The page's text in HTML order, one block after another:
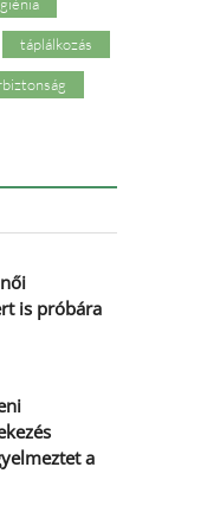
táplálkozás
is próbára
a